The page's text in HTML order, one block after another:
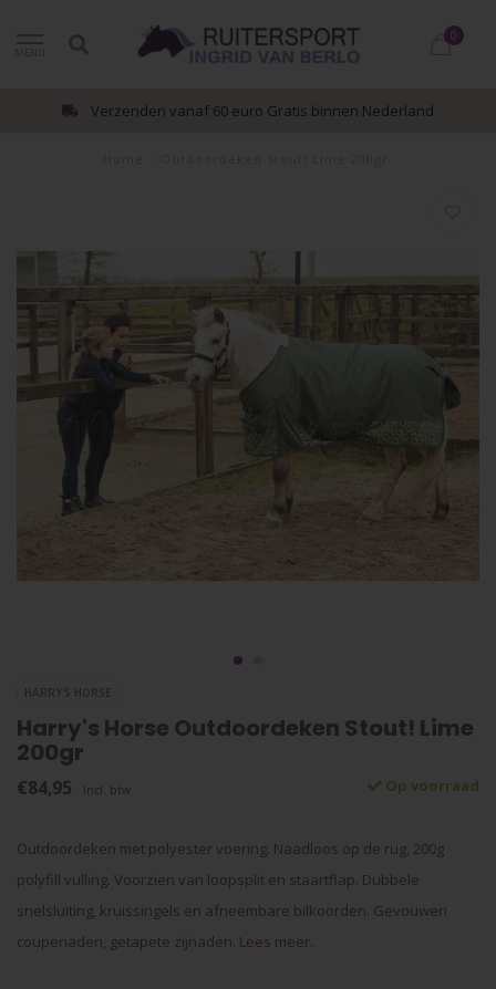
0
Verzenden vanaf 60 euro Gratis binnen Nederland
HARRY'S HORSE
Harry's Horse Outdoordeken Stout! Lime
200gr
€84,95 Incl. btw Op voorraad
Outdoordeken met polyester voering. Naadloos op de rug, 200g
polyfill vulling. Voorzien van loopsplit en staartflap. Dubbele
snelsluiting, kruissingels en afneembare bilkoorden. Gevouwen
coupenaden, getapete zijnaden. Lees meer..